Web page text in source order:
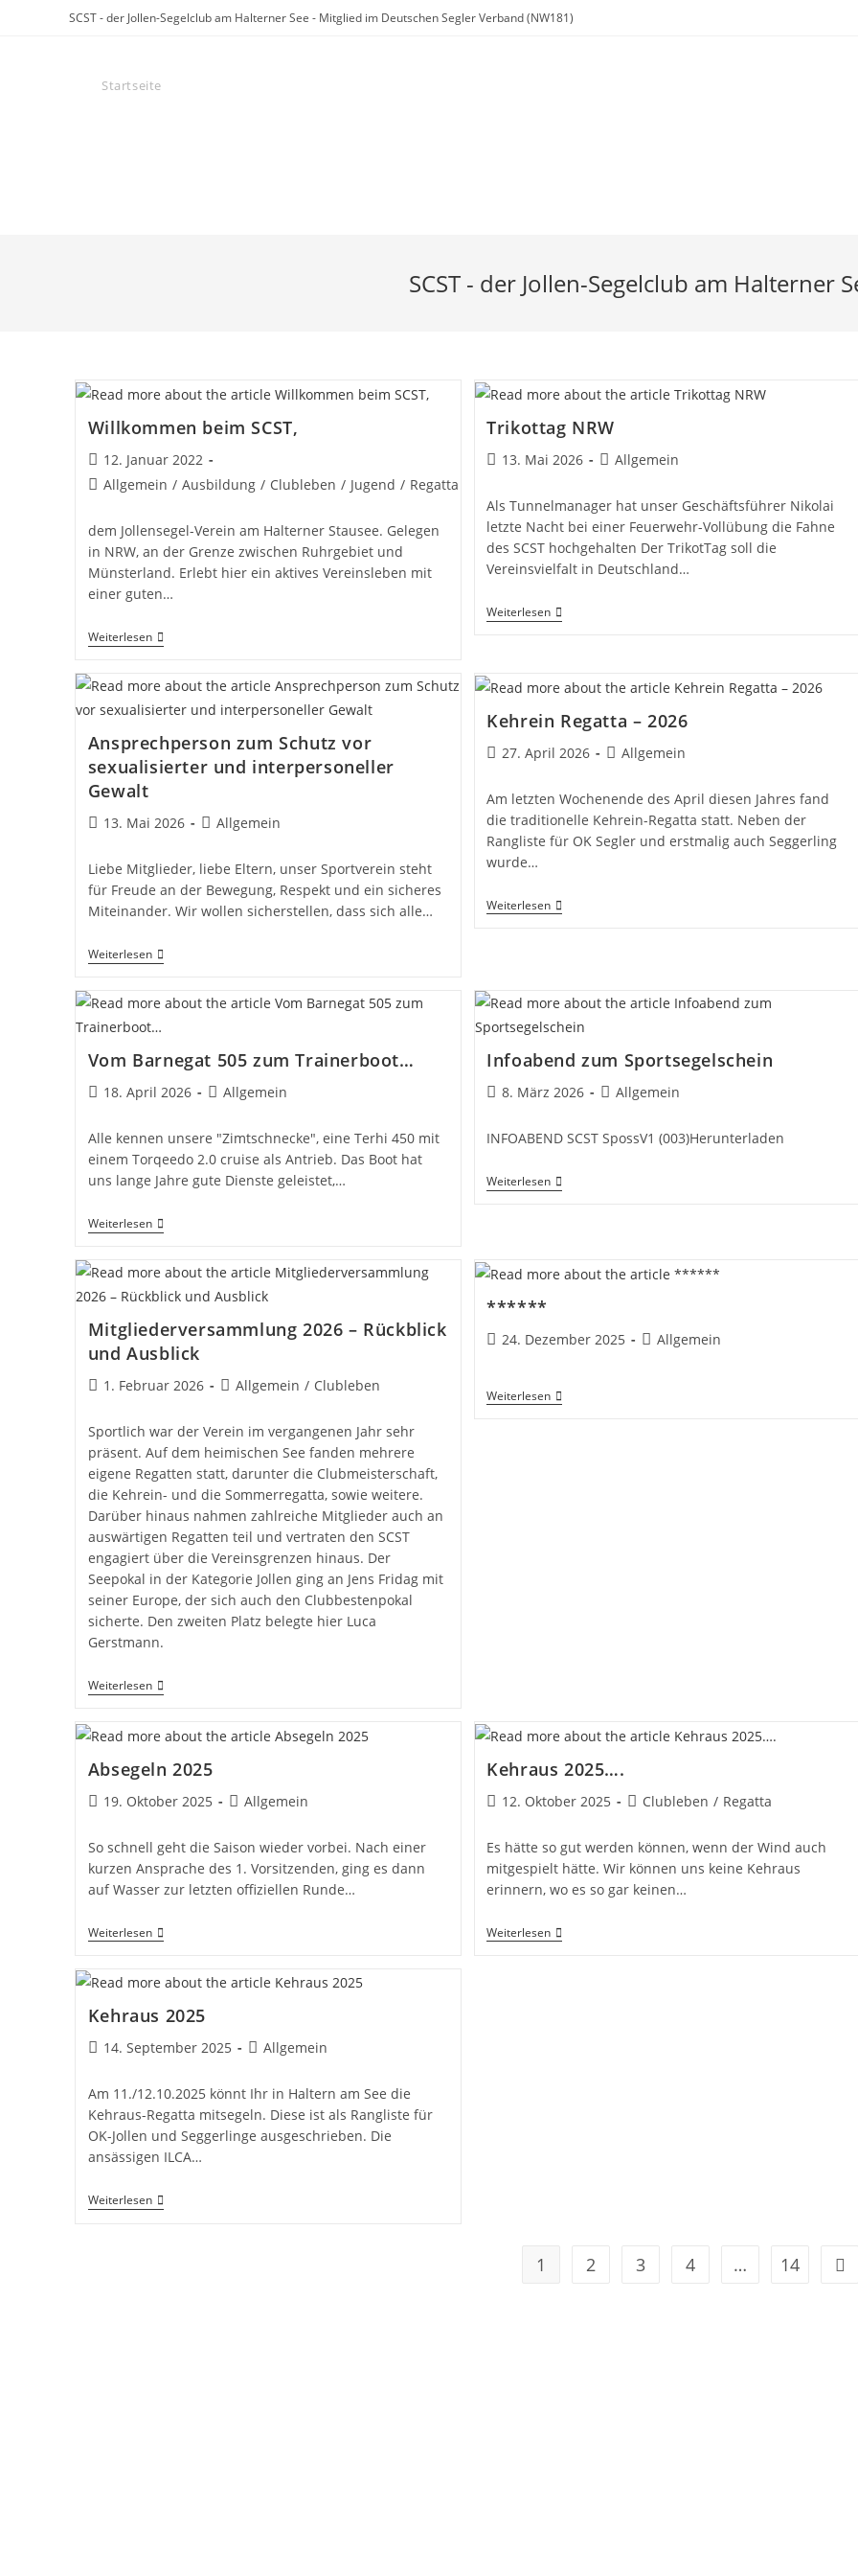
SCST - der Jollen-Segelclub am Halterner See - Mitglied im Deutschen Segler Verband (NW181)
Startseite
SCST - der Jollen-Segelclub am Halterner
Willkommen beim SCST,
Beitrag
veröffentlicht:
12. Januar 2022
Beitrags-
Allgemein / Ausbildung / Clubleben / Jugend / Regatta
dem Jollensegel-Verein am Halterner Stausee. Gelegen
in NRW, an der Grenze zwischen Ruhrgebiet und
Münsterland. Erlebt hier ein aktives Vereinsleben mit
einer guten…
WeiterlesenWillkommen
Beim
Trikottag NRW
Beitrag
13. Mai 2026
Beitrags-
Allgemein
Als Tunnelmanager hat unser Geschäftsführer Nikolai
letzte Nacht bei einer Feuerwehr-Vollübung die Fahne
des SCST hochgehalten Der TrikotTag soll die
Vereinsvielfalt in Deutschland…
WeiterlesenTrikottag
NRW
Ansprechperson zum Schutz vor
sexualisierter und interpersoneller
Gewalt
Beitrag
13. Mai 2026
Beitrags-
Allgemein
Liebe Mitglieder, liebe Eltern, unser Sportverein steht
für Freude an der Bewegung, Respekt und ein sicheres
Miteinander. Wir wollen sicherstellen, dass sich alle…
WeiterlesenAnsprechperson
Zum
Vor
Und
Gewalt
Kehrein Regatta – 2026
Beitrag
27. April 2026
Beitrags-
Allgemein
Am letzten Wochenende des April diesen Jahres fand
die traditionelle Kehrein-Regatta statt. Neben der
Rangliste für OK Segler und erstmalig auch Seggerling
wurde…
WeiterlesenKehrein
Regatta
Vom Barnegat 505 zum Trainerboot…
Beitrag
18. April 2026
Beitrags-
Allgemein
Alle kennen unsere "Zimtschnecke", eine Terhi 450 mit
einem Torqeedo 2.0 cruise als Antrieb. Das Boot hat
uns lange Jahre gute Dienste geleistet,…
WeiterlesenVom
Barnegat
Zum
Infoabend zum Sportsegelschein
Beitrag
8. März 2026
Beitrags-
Allgemein
INFOABEND SCST SpossV1 (003)Herunterladen
WeiterlesenInfoabend
Zum
Mitgliederversammlung 2026 – Rückblick
und Ausblick
Beitrag
1. Februar 2026
Beitrags-
Allgemein / Clubleben
Sportlich war der Verein im vergangenen Jahr sehr
präsent. Auf dem heimischen See fanden mehrere
eigene Regatten statt, darunter die Clubmeisterschaft,
die Kehrein- und die Sommerregatta, sowie weitere.
Darüber hinaus nahmen zahlreiche Mitglieder auch an
auswärtigen Regatten teil und vertraten den SCST
engagiert über die Vereinsgrenzen hinaus. Der
Seepokal in der Kategorie Jollen ging an Jens Fridag mit
seiner Europe, der sich auch den Clubbestenpokal
sicherte. Den zweiten Platz belegte hier Luca
Gerstmann.
WeiterlesenMitgliederversammlung
2026
Rückblick
Und
Ausblick
******
Beitrag
24. Dezember 2025
Beitrags-
Allgemein
Weiterlesen******
Absegeln 2025
Beitrag
19. Oktober 2025
Beitrags-
Allgemein
So schnell geht die Saison wieder vorbei. Nach einer
kurzen Ansprache des 1. Vorsitzenden, ging es dann
auf Wasser zur letzten offiziellen Runde…
WeiterlesenAbsegeln
2025
Kehraus 2025….
Beitrag
12. Oktober 2025
Beitrags-
Clubleben / Regatta
Es hätte so gut werden können, wenn der Wind auch
mitgespielt hätte. Wir können uns keine Kehraus
erinnern, wo es so gar keinen…
WeiterlesenKehraus
2025….
Kehraus 2025
Beitrag
14. September 2025
Beitrags-
Allgemein
Am 11./12.10.2025 könnt Ihr in Haltern am See die
Kehraus-Regatta mitsegeln. Diese ist als Rangliste für
OK-Jollen und Seggerlinge ausgeschrieben. Die
ansässigen ILCA…
WeiterlesenKehraus
2025
1 2 3 4 … 14